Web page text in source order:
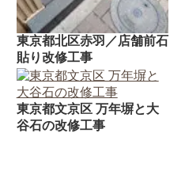
東京都北区赤羽／店舗前石
貼り改修工事
東京都文京区 万年塀と大
谷石の改修工事